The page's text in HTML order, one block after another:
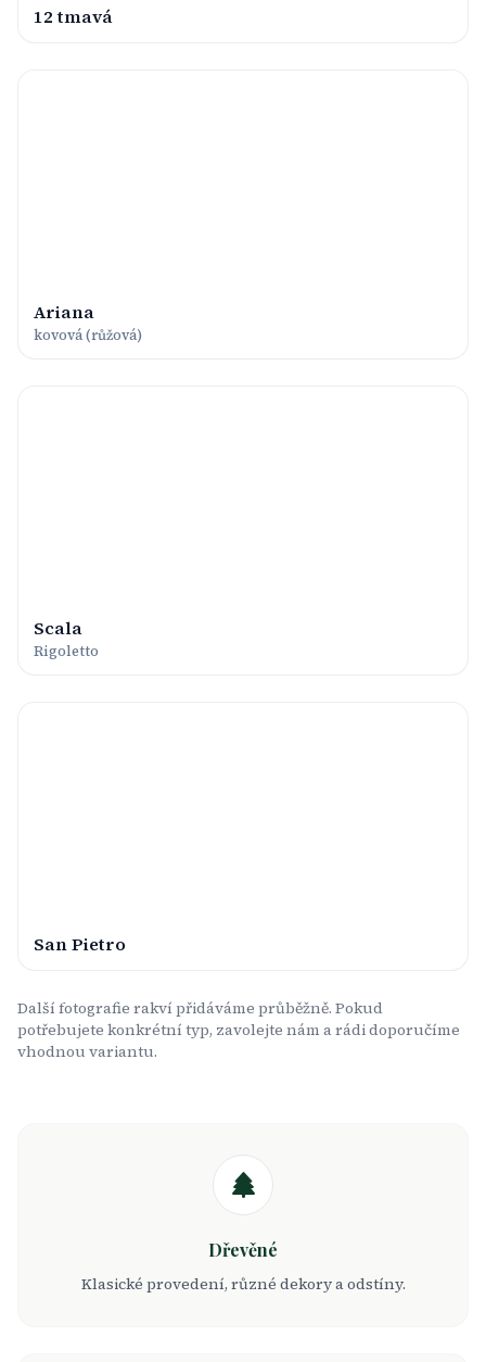
12 tmavá
Ariana
kovová (růžová)
Scala
Rigoletto
San Pietro
Další fotografie rakví přidáváme průběžně. Pokud
potřebujete konkrétní typ, zavolejte nám a rádi doporučíme
vhodnou variantu.
Dřevěné
Klasické provedení, různé dekory a odstíny.